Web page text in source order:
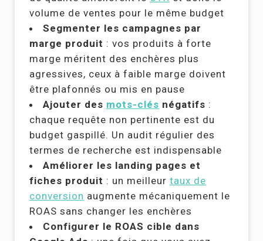
volume de ventes pour le même budget
Segmenter les campagnes par
marge produit : vos produits à forte
marge méritent des enchères plus
agressives, ceux à faible marge doivent
être plafonnés ou mis en pause
Ajouter des mots-clés négatifs :
chaque requête non pertinente est du
budget gaspillé. Un audit régulier des
termes de recherche est indispensable
Améliorer les landing pages et
fiches produit : un meilleur taux de
conversion augmente mécaniquement le
ROAS sans changer les enchères
Configurer le ROAS cible dans